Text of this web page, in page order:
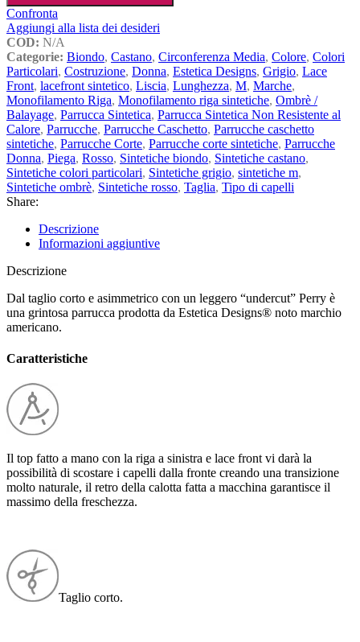
Confronta
Aggiungi alla lista dei desideri
COD: N/A
Categorie: Biondo, Castano, Circonferenza Media, Colore, Colori
Particolari, Costruzione, Donna, Estetica Designs, Grigio, Lace
Front, lacefront sintetico, Liscia, Lunghezza, M, Marche,
Monofilamento Riga, Monofilamento riga sintetiche, Ombrè /
Balayage, Parrucca Sintetica, Parrucca Sintetica Non Resistente al
Calore, Parrucche, Parrucche Caschetto, Parrucche caschetto
sintetiche, Parrucche Corte, Parrucche corte sintetiche, Parrucche
Donna, Piega, Rosso, Sintetiche biondo, Sintetiche castano,
Sintetiche colori particolari, Sintetiche grigio, sintetiche m,
Sintetiche ombrè, Sintetiche rosso, Taglia, Tipo di capelli
Share:
Descrizione
Informazioni aggiuntive
Descrizione
Dal taglio corto e asimmetrico con un leggero “undercut” Perry è
una grintosa parrucca prodotta da Estetica Designs® noto marchio
americano.
Caratteristiche
Il top fatto a mano con la riga a sinistra e lace front vi darà la
possibilità di scostare i capelli dalla fronte creando una transizione
molto naturale, il retro della calotta fatta a macchina garantisce il
massimo della freschezza.
Taglio corto.